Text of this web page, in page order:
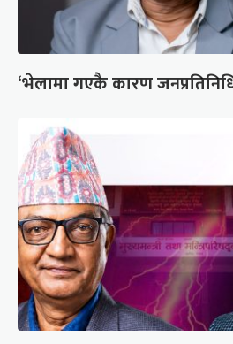
‘भेलामा गएकै कारण